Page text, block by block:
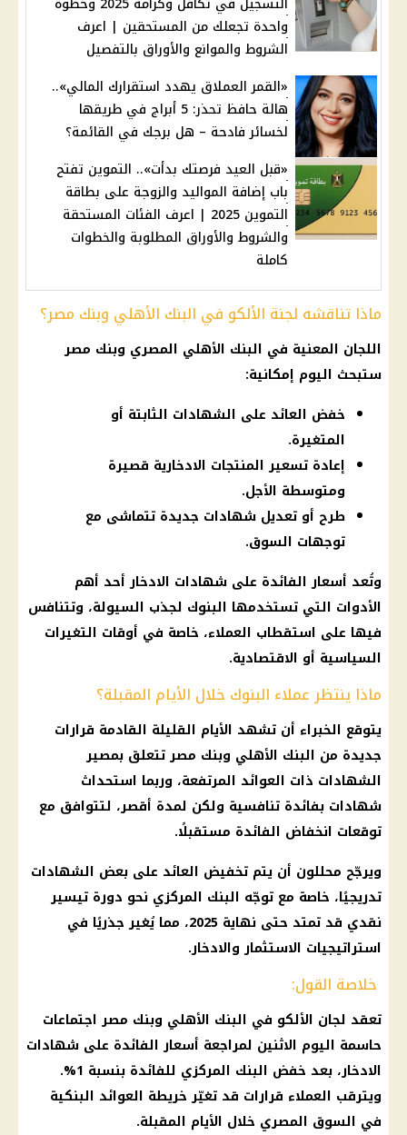
واحدة تجعلك من المستحقين | اعرف
الشروط والموانع والأوراق بالتفصيل
«القمر العملاق يهدد استقرارك المالي»..
هالة حافظ تحذر: 5 أبراج في طريقها
لخسائر فادحة – هل برجك في القائمة؟
«قبل العيد فرصتك بدأت».. التموين تفتح
باب إضافة المواليد والزوجة على بطاقة
التموين 2025 | اعرف الفئات المستحقة
والشروط والأوراق المطلوبة والخطوات
كاملة
ماذا تناقشه لجنة الألكو في البنك الأهلي وبنك مصر؟
اللجان المعنية في البنك الأهلي المصري وبنك مصر
ستبحث اليوم إمكانية:
خفض العائد على الشهادات الثابتة أو
المتغيرة.
إعادة تسعير المنتجات الادخارية قصيرة
ومتوسطة الأجل.
طرح أو تعديل شهادات جديدة تتماشى مع
توجهات السوق.
وتُعد أسعار الفائدة على شهادات الادخارأحد أهم
الأدوات التي تستخدمها البنوك لجذب السيولة، وتتنافس
فيها على استقطاب العملاء، خاصة في أوقات التغيرات
السياسية أو الاقتصادية.
ماذا ينتظر عملاء البنوك خلال الأيام المقبلة؟
يتوقع الخبراء أن تشهد الأيام القليلة القادمة قرارات
جديدة من البنك الأهلي وبنك مصر تتعلق بمصير
الشهادات ذات العوائد المرتفعة، وربما استحداث
شهادات بفائدة تنافسية ولكن لمدة أقصر، لتتوافق مع
توقعات انخفاض الفائدة مستقبلًا.
ويرجّح محللون أن يتم تخفيض العائد على بعض الشهادات
تدريجيًا، خاصة مع توجّه البنك المركزي نحو دورة تيسير
نقدي قد تمتد حتى نهاية 2025، مما يُغير جذريًا في
استراتيجيات الاستثماروالادخار.
خلاصة القول:
تعقد لجان الألكو في البنك الأهلي وبنك مصر اجتماعات
حاسمة اليوم الاثنين لمراجعة أسعار الفائدة على شهادات
الادخار، بعد خفض البنك المركزي
للفائدة بنسبة 1%.
ويترقب العملاء قرارات قد تغيّر خريطة العوائد البنكية
في السوق المصري خلال الأيام المقبلة.